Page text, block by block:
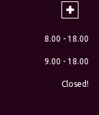
8.00 - 18.00
9.00 - 18.00
Closed!